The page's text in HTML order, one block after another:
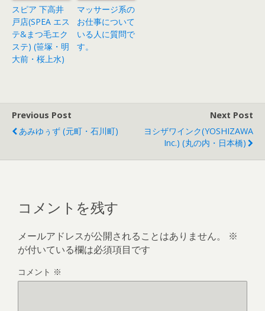
スピア 下高井
戸店(SPEA エス
テ&まつ毛エク
ステ) (笹塚・明
大前・桜上水)
マッサージ系の
お仕事について
いる人に質問で
す。
Previous Post
あみゆぅず (元町・石川町)
Next Post
ヨシザワインク(YOSHIZAWA
Inc.) (丸の内・日本橋)
コメントを残す
メールアドレスが公開されることはありません。
※
が付いている欄は必須項目です
コメント ※